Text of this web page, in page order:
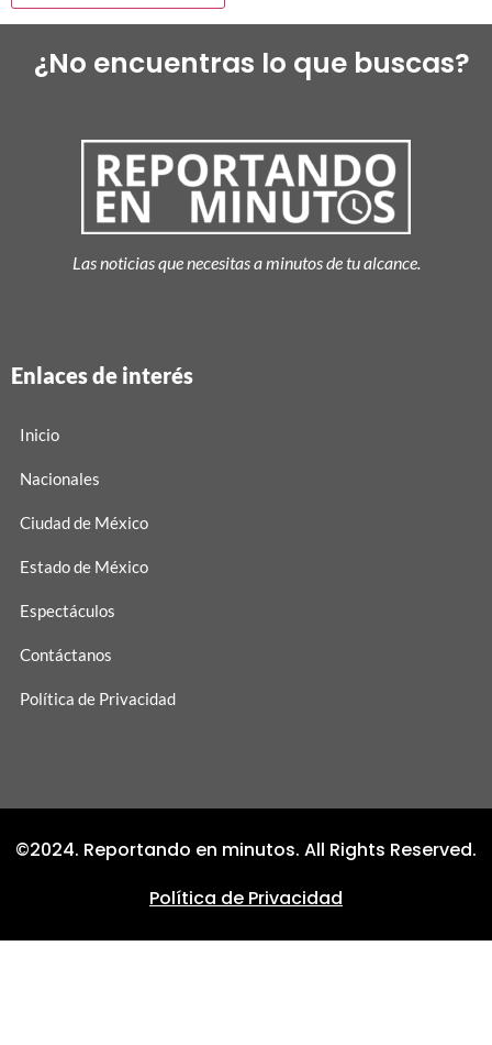
¿No encuentras lo que buscas?
Las noticias que necesitas a minutos de tu alcance.
Enlaces de interés
Inicio
Nacionales
Ciudad de México
Estado de México
Espectáculos
Contáctanos
Política de Privacidad
©2024. Reportando en minutos. All Rights Reserved.
Política de Privacidad